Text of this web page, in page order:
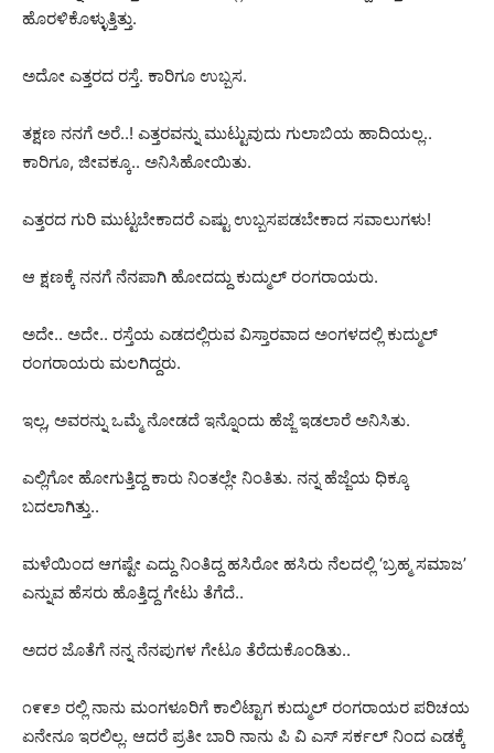
ಹೊರಳಿಕೊಳ್ಳುತ್ತಿತ್ತು.
ಅದೋ ಎತ್ತರದ ರಸ್ತೆ. ಕಾರಿಗೂ ಉಬ್ಬಸ.
ತಕ್ಷಣ ನನಗೆ ಅರೆ..! ಎತ್ತರವನ್ನು ಮುಟ್ಟುವುದು ಗುಲಾಬಿಯ ಹಾದಿಯಲ್ಲ..
ಕಾರಿಗೂ, ಜೀವಕ್ಕೂ.. ಅನಿಸಿಹೋಯಿತು.
ಎತ್ತರದ ಗುರಿ ಮುಟ್ಟಬೇಕಾದರೆ ಎಷ್ಟು ಉಬ್ಬಸಪಡಬೇಕಾದ ಸವಾಲುಗಳು!
ಆ ಕ್ಷಣಕ್ಕೆ ನನಗೆ ನೆನಪಾಗಿ ಹೋದದ್ದು ಕುದ್ಮುಲ್ ರಂಗರಾಯರು.
ಅದೇ.. ಅದೇ.. ರಸ್ತೆಯ ಎಡದಲ್ಲಿರುವ ವಿಸ್ತಾರವಾದ ಅಂಗಳದಲ್ಲಿ ಕುದ್ಮುಲ್
ರಂಗರಾಯರು ಮಲಗಿದ್ದರು.
ಇಲ್ಲ, ಅವರನ್ನು ಒಮ್ಮೆ ನೋಡದೆ ಇನ್ನೊಂದು ಹೆಜ್ಜೆ ಇಡಲಾರೆ ಅನಿಸಿತು.
ಎಲ್ಲಿಗೋ ಹೋಗುತ್ತಿದ್ದ ಕಾರು ನಿಂತಲ್ಲೇ ನಿಂತಿತು. ನನ್ನ ಹೆಜ್ಜೆಯ ಧಿಕ್ಕೂ
ಬದಲಾಗಿತ್ತು..
ಮಳೆಯಿಂದ ಆಗಷ್ಟೇ ಎದ್ದು ನಿಂತಿದ್ದ ಹಸಿರೋ ಹಸಿರು ನೆಲದಲ್ಲಿ ‘ಬ್ರಹ್ಮ ಸಮಾಜ’
ಎನ್ನುವ ಹೆಸರು ಹೊತ್ತಿದ್ದ ಗೇಟು ತೆಗೆದೆ..
ಅದರ ಜೊತೆಗೆ ನನ್ನ ನೆನಪುಗಳ ಗೇಟೂ ತೆರೆದುಕೊಂಡಿತು..
೧೯೯೨ ರಲ್ಲಿ ನಾನು ಮಂಗಳೂರಿಗೆ ಕಾಲಿಟ್ಟಾಗ ಕುದ್ಮುಲ್ ರಂಗರಾಯರ ಪರಿಚಯ
ಏನೇನೂ ಇರಲಿಲ್ಲ. ಆದರೆ ಪ್ರತೀ ಬಾರಿ ನಾನು ಪಿ ವಿ ಎಸ್ ಸರ್ಕಲ್ ನಿಂದ ಎಡಕ್ಕೆ